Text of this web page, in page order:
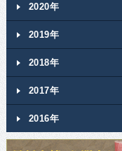
2020年
2019年
2018年
2017年
2016年